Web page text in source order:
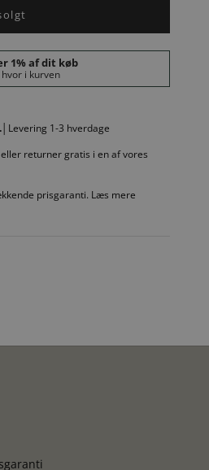
│Levering 1-3 hverdage
eller returner gratis i en af vores
prisgaranti. Læs mere